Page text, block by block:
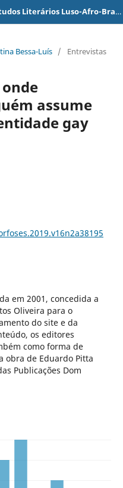
Metamorfoses - Revista de Estudos Literários Luso-Afro-Brasileiros
Bessa-Luís / Entrevistas
assume
gay
em 2001, concedida a
Oliveira para o
do site e da
os editores
como forma de
obra de Eduardo Pitta
Publicações Dom